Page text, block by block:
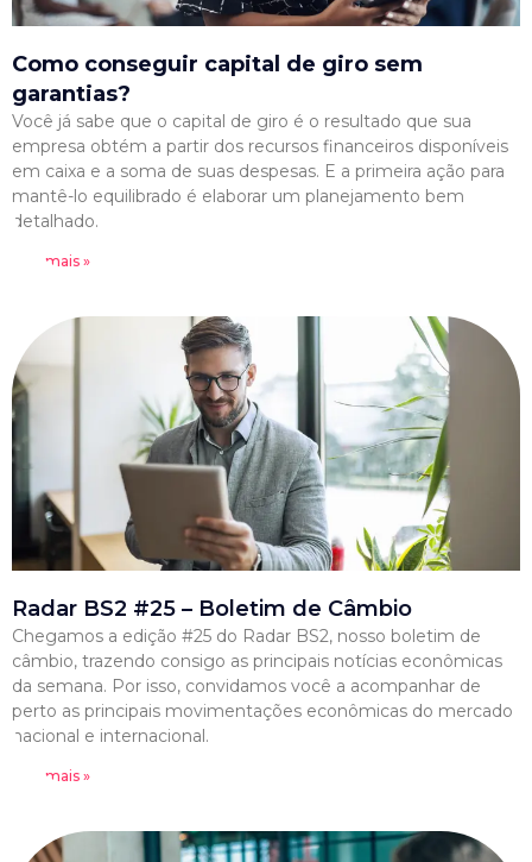
Como conseguir capital de giro sem
garantias?
Você já sabe que o capital de giro é o resultado que sua
empresa obtém a partir dos recursos financeiros disponíveis
em caixa e a soma de suas despesas. E a primeira ação para
mantê-lo equilibrado é elaborar um planejamento bem
detalhado.
Leia mais »
Radar BS2 #25 – Boletim de Câmbio
Chegamos a edição #25 do Radar BS2, nosso boletim de
câmbio, trazendo consigo as principais notícias econômicas
da semana. Por isso, convidamos você a acompanhar de
perto as principais movimentações econômicas do mercado
nacional e internacional.
Leia mais »